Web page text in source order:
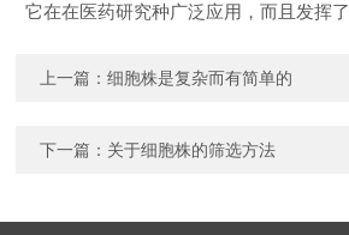
它在在医药研究种广泛应用 ，而且发挥
上一篇：细胞株是复杂而有简单的
下一篇： 关于细胞株的筛选方法